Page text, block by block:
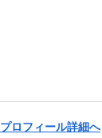
ロフィール詳細へ